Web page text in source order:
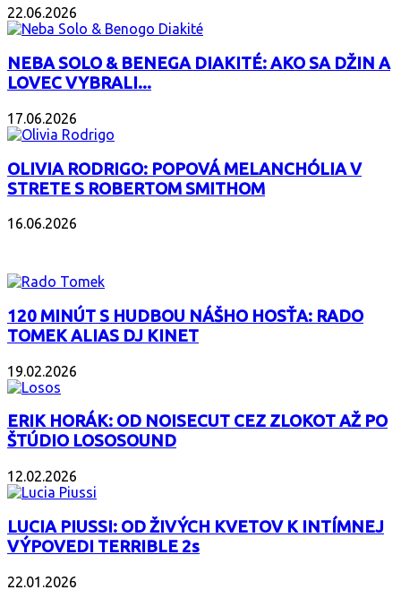
22.06.2026
NEBA SOLO & BENEGA DIAKITÉ: AKO SA DŽIN A
LOVEC VYBRALI...
17.06.2026
OLIVIA RODRIGO: POPOVÁ MELANCHÓLIA V
STRETE S ROBERTOM SMITHOM
16.06.2026
120 MINÚT S HUDBOU NÁŠHO HOSŤA: RADO
TOMEK ALIAS DJ KINET
19.02.2026
ERIK HORÁK: OD NOISECUT CEZ ZLOKOT AŽ PO
ŠTÚDIO LOSOSOUND
12.02.2026
LUCIA PIUSSI: OD ŽIVÝCH KVETOV K INTÍMNEJ
VÝPOVEDI TERRIBLE 2s
22.01.2026